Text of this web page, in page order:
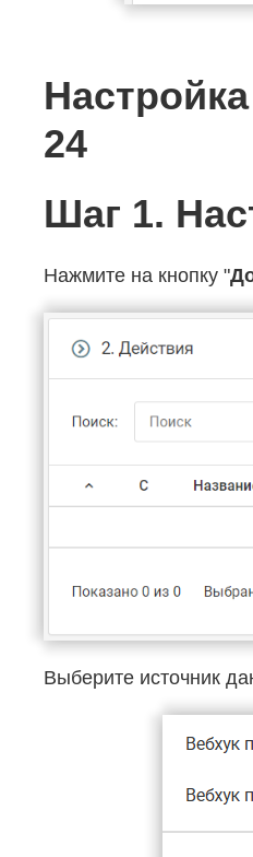
24
Шаг 1.
Нажмите на кнопку "
Выберите источник